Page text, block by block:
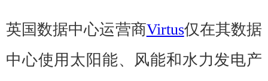
英国数据中心运营商Virtus仅在其数据
中心使用太阳能、风能和水力发电产